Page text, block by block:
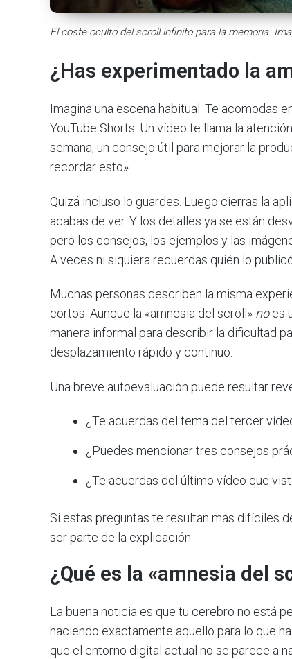
El coste oculto del scroll infinito para la memoria.
¿Has experimentado la
Imagina una escena habitual. Te acomodas
YouTube Shorts. Un vídeo te llama la
semana, un consejo útil para mejorar la
recordar esto».
Quizá incluso lo guardes. Luego cierras la
acabas de ver. Y los detalles ya se están
pero los consejos, los ejemplos y las
A veces ni siquiera recuerdas quién lo
Muchas personas describen la misma
cortos. Aunque la «amnesia del scroll» noes
manera informal para describir la dificultad
desplazamiento rápido y continuo.
Una breve autoevaluación puede resultar
¿Te acuerdas del tema del tercer
¿Puedes mencionar tres consejos
¿Te acuerdas del último vídeo que
Si estas preguntas te resultan más difíciles
ser parte de la explicación.
¿Qué es la «amnesia del
La buena noticia es que tu cerebro no está
haciendo exactamente aquello para lo que
que el entorno digital actual no se parece a